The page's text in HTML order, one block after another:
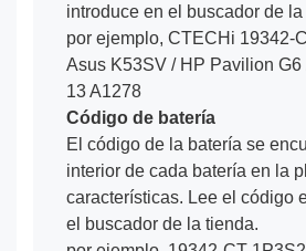
introduce en el buscador de la
por ejemplo, CTECHi 19342-
Asus K53SV / HP Pavilion G6
13 A1278
Código de batería
El código de la batería se
interior de cada batería en la
características. Lee el código
el buscador de la tienda.